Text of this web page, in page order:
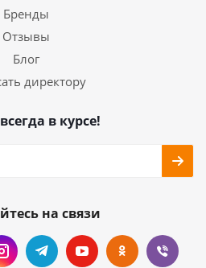
Бренды
Отзывы
Блог
директору
в курсе!
на связи